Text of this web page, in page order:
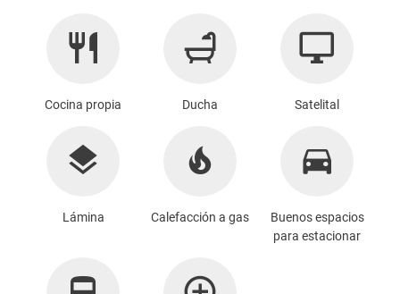
Cocina propia Ducha Satelital
Lámina Calefacción a gas
Buenos espacios
para estacionar